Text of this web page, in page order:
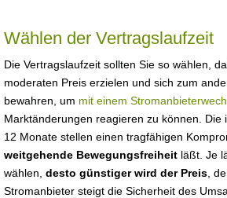
Wählen der Vertragslaufzeit
Die Vertragslaufzeit sollten Sie so wählen,
moderaten Preis erzielen und sich zum
bewahren, um mit einem
Marktänderungen reagieren zu können. Die
12 Monate stellen einen tragfähigen
weitgehende Bewegungsfreiheit läßt. Je
wählen, desto günstiger wird der Preis ,
Stromanbieter steigt die Sicherheit des